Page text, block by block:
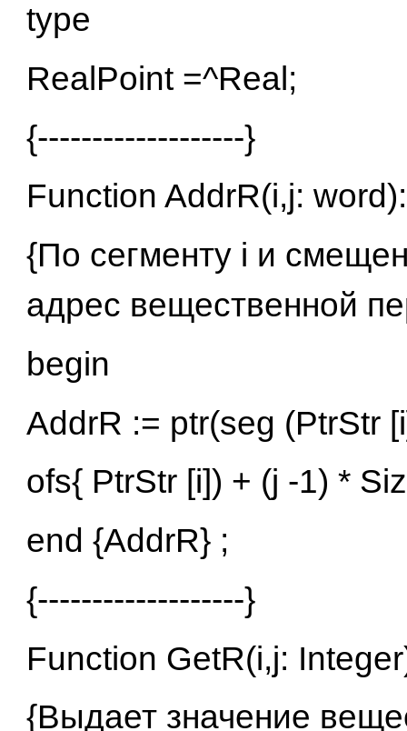
type
RealPoint =^Real;
{-------------------}
Function AddrR(i,j:
{По сегменту i и
адрес вещественной
begin
AddrR := ptr(seg (PtrStr
ofs{ PtrStr [i]) + (j -1) *
end {AddrR} ;
{-------------------}
Function GetR(i,j:
{Выдает значение